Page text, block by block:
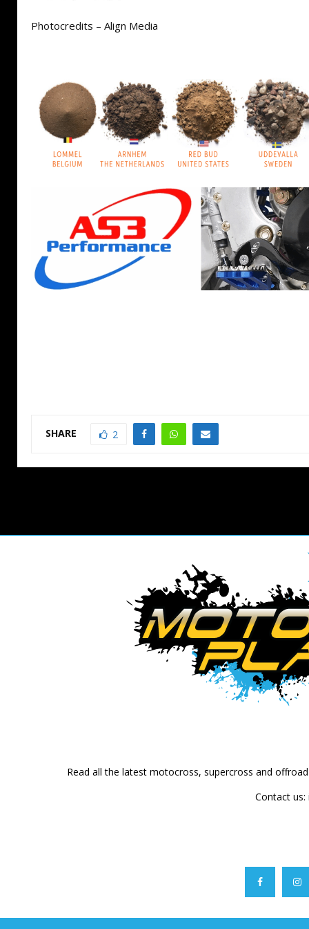
Photocredits – Align Media
SHARE 2
Read all the latest motocross, supercross and
Contact us: